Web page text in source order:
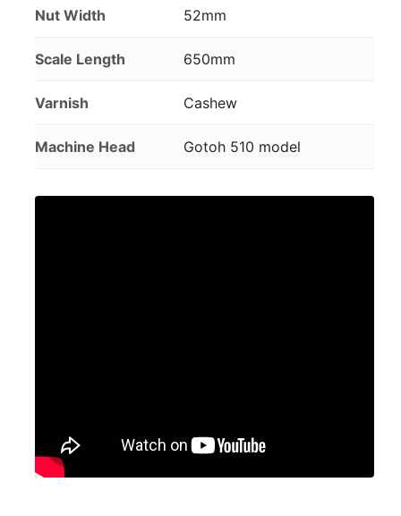
Nut Width 52mm
Scale Length 650mm
Varnish Cashew
Machine Head Gotoh 510 model